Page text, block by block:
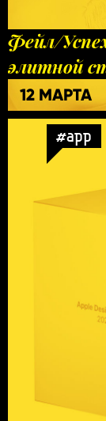
Фейл/
элитной
12 МАРТА
#app